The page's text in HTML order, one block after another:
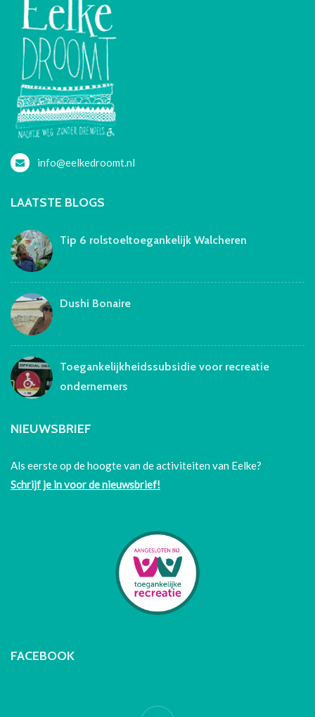
info@eelkedroomt.nl
LAATSTE BLOGS
Tip 6 rolstoeltoegankelijk Walcheren
Dushi Bonaire
Toegankelijkheidssubsidie voor recreatie
ondernemers
NIEUWSBRIEF
Als eerste op de hoogte van de activiteiten van Eelke?
Schrijf je in voor de nieuwsbrief!
FACEBOOK